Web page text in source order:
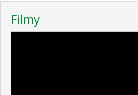
Filmy